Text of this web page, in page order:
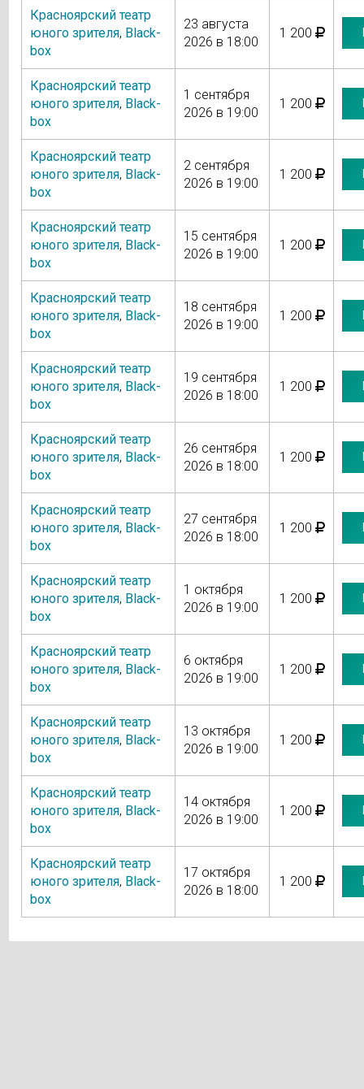
Красноярский театр
юного зрителя, Black-
box
23 августа
2026 в 18:00
1 200
Красноярский театр
юного зрителя, Black-
box
1 сентября
2026 в 19:00
1 200
Красноярский театр
юного зрителя, Black-
box
2 сентября
2026 в 19:00
1 200
Красноярский театр
юного зрителя, Black-
box
15 сентября
2026 в 19:00
1 200
Красноярский театр
юного зрителя, Black-
box
18 сентября
2026 в 19:00
1 200
Красноярский театр
юного зрителя, Black-
box
19 сентября
2026 в 18:00
1 200
Красноярский театр
юного зрителя, Black-
box
26 сентября
2026 в 18:00
1 200
Красноярский театр
юного зрителя, Black-
box
27 сентября
2026 в 18:00
1 200
Красноярский театр
юного зрителя, Black-
box
1 октября
2026 в 19:00
1 200
Красноярский театр
юного зрителя, Black-
box
6 октября
2026 в 19:00
1 200
Красноярский театр
юного зрителя, Black-
box
13 октября
2026 в 19:00
1 200
Красноярский театр
юного зрителя, Black-
box
14 октября
2026 в 19:00
1 200
Красноярский театр
юного зрителя, Black-
box
17 октября
2026 в 18:00
1 200